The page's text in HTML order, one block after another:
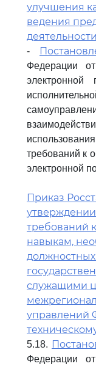
улучшения
ведения
-
Федерации
электронной
требований к
электронной
Приказ
требований
навыкам,
служащими
управлений
5.18.
Федерации